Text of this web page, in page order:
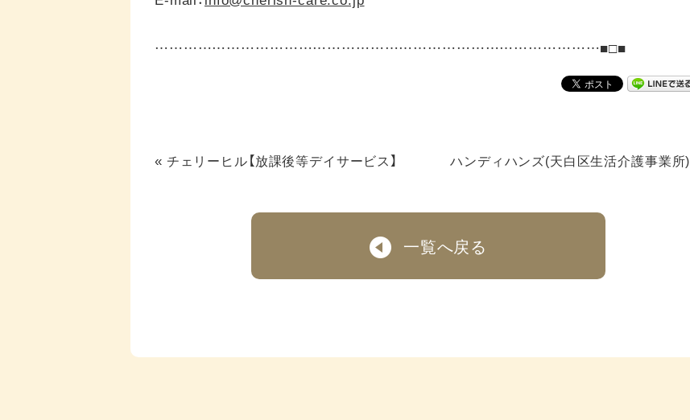
…………………………………………………………………………………■□■
« チェリーヒル【放課後等デイサービス】 ハンディハンズ(天白区生活介護事業所)
一覧へ戻る